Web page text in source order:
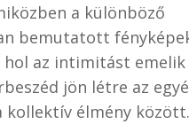
a különböző
bemutatott
az intimitást emelik
jön létre az
kollektív élmény